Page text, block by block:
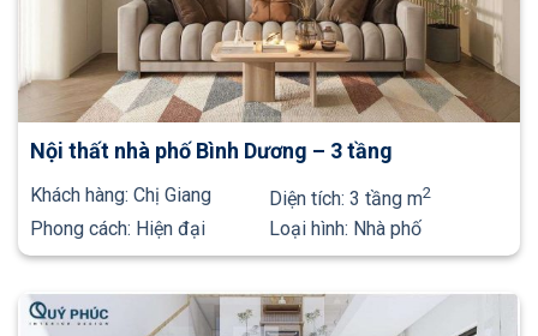
Nội thất nhà phố Bình Dương – 3 tầng
Khách hàng: Chị Giang Diện tích: 3 tầng m2
Phong cách: Hiện đại Loại hình: Nhà phố